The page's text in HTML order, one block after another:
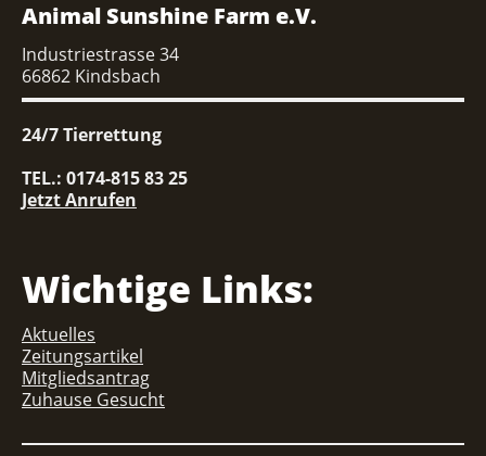
Animal Sunshine Farm e.V.
Industriestrasse 34
66862 Kindsbach
24/7 Tierrettung
TEL.: 0174-815 83 25
Jetzt Anrufen
Wichtige Links:
Aktuelles
Zeitungsartikel
Mitgliedsantrag
Zuhause Gesucht